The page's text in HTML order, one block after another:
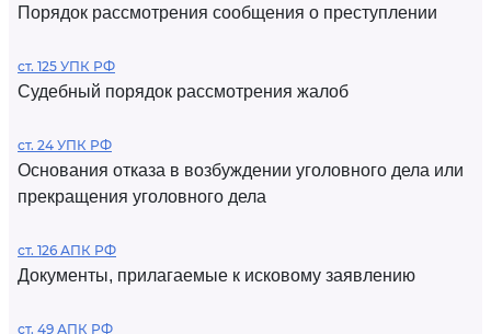
Порядок рассмотрения сообщения о преступлении
ст. 125 УПК РФ
Судебный порядок рассмотрения жалоб
ст. 24 УПК РФ
Основания отказа в возбуждении уголовного дела или
прекращения уголовного дела
ст. 126 АПК РФ
Документы, прилагаемые к исковому заявлению
ст. 49 АПК РФ